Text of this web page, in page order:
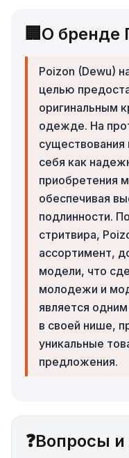
🏢 О бренде
Poizon (Dewu)
целью
оригинальным
одежде. На
существования
себя как
приобретения
обеспечивая
подлинности.
стритвира,
ассортимент,
модели, что
молодежи и
является
в своей нише,
уникальные
предложения.
❓Вопросы и